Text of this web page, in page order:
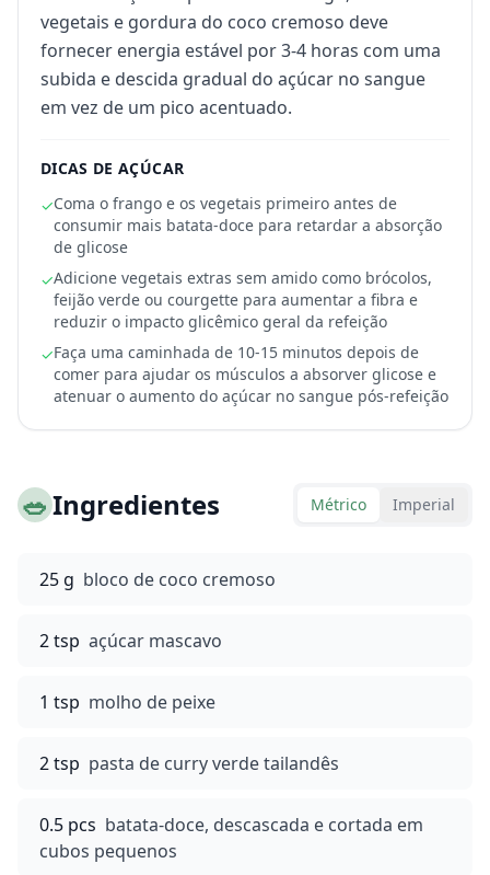
vegetais e gordura do coco cremoso deve
fornecer energia estável por 3-4 horas com uma
subida e descida gradual do açúcar no sangue
em vez de um pico acentuado.
DICAS DE AÇÚCAR
✓Coma o frango e os vegetais primeiro antes de
consumir mais batata-doce para retardar a absorção
de glicose
✓Adicione vegetais extras sem amido como brócolos,
feijão verde ou courgette para aumentar a fibra e
reduzir o impacto glicêmico geral da refeição
✓Faça uma caminhada de 10-15 minutos depois de
comer para ajudar os músculos a absorver glicose e
atenuar o aumento do açúcar no sangue pós-refeição
🥗Ingredientes Métrico Imperial
25 g bloco de coco cremoso
2 tsp açúcar mascavo
1 tsp molho de peixe
2 tsp pasta de curry verde tailandês
0.5 pcs batata-doce, descascada e cortada em
cubos pequenos